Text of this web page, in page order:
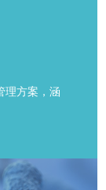
理方案，涵